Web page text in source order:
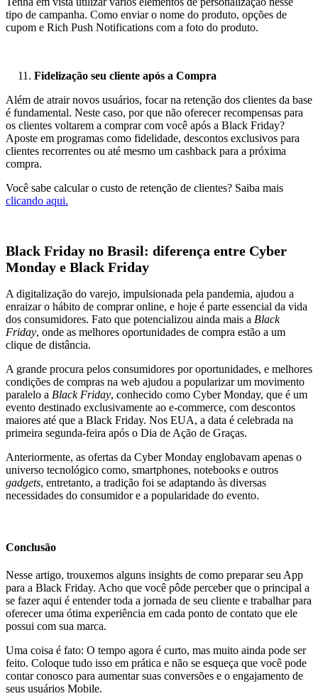
tipo de campanha. Como enviar o nome do produto, opções de
cupom e Rich Push Notifications com a foto do produto.
Fidelização seu cliente após a Compra
Além de atrair novos usuários, focar na retenção dos clientes da base
é fundamental. Neste caso, por que não oferecer recompensas para
os clientes voltarem a comprar com você após a Black Friday?
Aposte em programas como fidelidade, descontos exclusivos para
clientes recorrentes ou até mesmo um cashback para a próxima
compra.
Você sabe calcular o custo de retenção de clientes? Saiba mais
clicando aqui.
Black Friday no Brasil: diferença entre Cyber
Monday e Black Friday
A digitalização do varejo, impulsionada pela pandemia, ajudou a
enraizar o hábito de comprar online, e hoje é parte essencial da vida
dos consumidores. Fato que potencializou ainda mais a Black
Friday, onde as melhores oportunidades de compra estão a um
clique de distância.
A grande procura pelos consumidores por oportunidades, e melhores
condições de compras na web ajudou a popularizar um movimento
paralelo a Black Friday, conhecido como Cyber Monday, que é um
evento destinado exclusivamente ao e-commerce, com descontos
maiores até que a Black Friday. Nos EUA, a data é celebrada na
primeira segunda-feira após o Dia de Ação de Graças.
Anteriormente, as ofertas da Cyber Monday englobavam apenas o
universo tecnológico como, smartphones, notebooks e outros
gadgets, entretanto, a tradição foi se adaptando às diversas
necessidades do consumidor e a popularidade do evento.
Conclusão
Nesse artigo, trouxemos alguns insights de como preparar seu App
para a Black Friday. Acho que você pôde perceber que o principal a
se fazer aqui é entender toda a jornada de seu cliente e trabalhar para
oferecer uma ótima experiência em cada ponto de contato que ele
possui com sua marca.
Uma coisa é fato: O tempo agora é curto, mas muito ainda pode ser
feito. Coloque tudo isso em prática e não se esqueça que você pode
contar conosco para aumentar suas conversões e o engajamento de
seus usuários Mobile.